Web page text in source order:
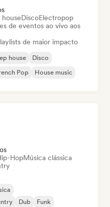
houseDiscoElectropop
de eventos ao vivo aos
de maior impacto
house
Disco
Pop House music
HopMúsica clássica
Dub
Funk